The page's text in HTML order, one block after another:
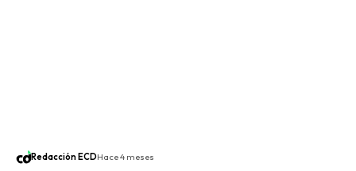
Redacción ECDHace 4 meses